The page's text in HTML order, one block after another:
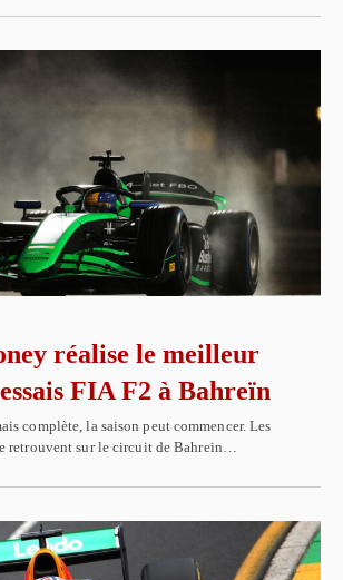
réalise le meilleur
FIA F2 à Bahreïn
complète, la saison peut commencer. Les
retrouvent sur le circuit de Bahrein…